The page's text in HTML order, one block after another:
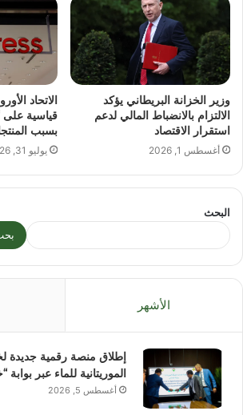
وزير الخزانة البريطاني يؤكد
الالتزام بالانضباط المالي لدعم
استقرار الاقتصاد
أغسطس 1, 2026
الاتحاد
قياسية
بسبب
يوليو 31, 2026
البحث
الأشهر
إطلاق منصة رقمية جديدة
الموريتانية للماء عبر بوابة
أغسطس 5, 2026